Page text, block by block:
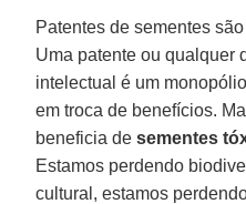
Patentes de sementes
Uma patente ou qualquer
intelectual é um
em troca de benefícios.
beneficia desementes
Estamos perdendo
cultural, estamos